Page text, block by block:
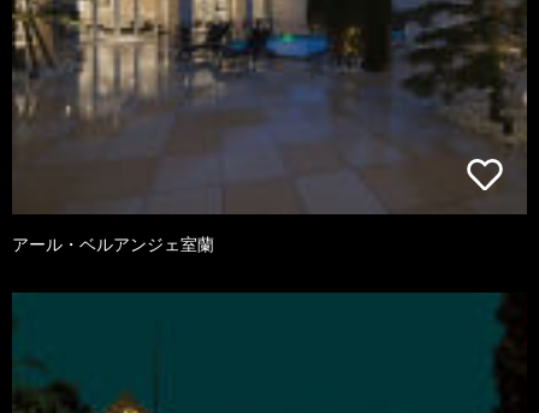
アール・ベルアンジェ室蘭